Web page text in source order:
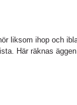
liksom ihop och
Här räknas